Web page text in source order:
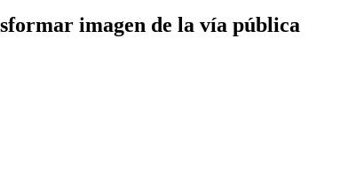
imagen de la vía pública